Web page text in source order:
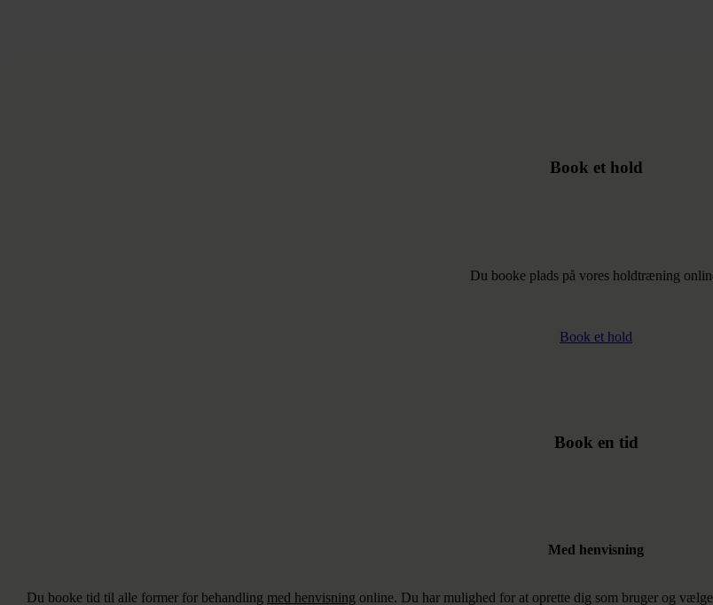
Book et hold
Du booke plads på vores holdtræning
Book et hold
Book en tid
Med henvisning
Du booke tid til alle former for behandling med henvisning online. Du har mulighed for at oprette dig som bruger og